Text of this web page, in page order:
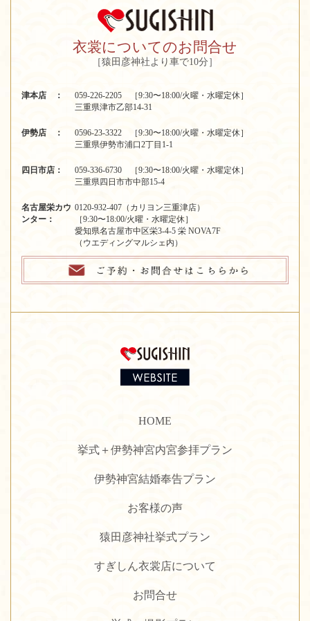
衣裳についてのお問合せ
［猿田彦神社より車で10分］
津本店 ：
059-226-2205 ［9:30〜18:00/火曜・水曜定休］
三重県津市乙部14-31
伊勢店 ：
0596-23-3322 ［9:30〜18:00/火曜・水曜定休］
三重県伊勢市浦口2丁目1-1
四日市店：
059-336-6730 ［9:30〜18:00/火曜・水曜定休］
三重県四日市市中部15-4
名古屋栄カウ
ンター：
0120-932-407（カリヨン三重津店）
［9:30〜18:00/火曜・水曜定休］
愛知県名古屋市中区栄3-4-5 栄 NOVA7F
（ウエディングマルシェ内）
HOME
挙式＋伊勢神宮内宮参拝プラン
伊勢神宮結婚奉告プラン
お客様の声
猿田彦神社挙式プラン
すぎしん衣裳店について
お問合せ